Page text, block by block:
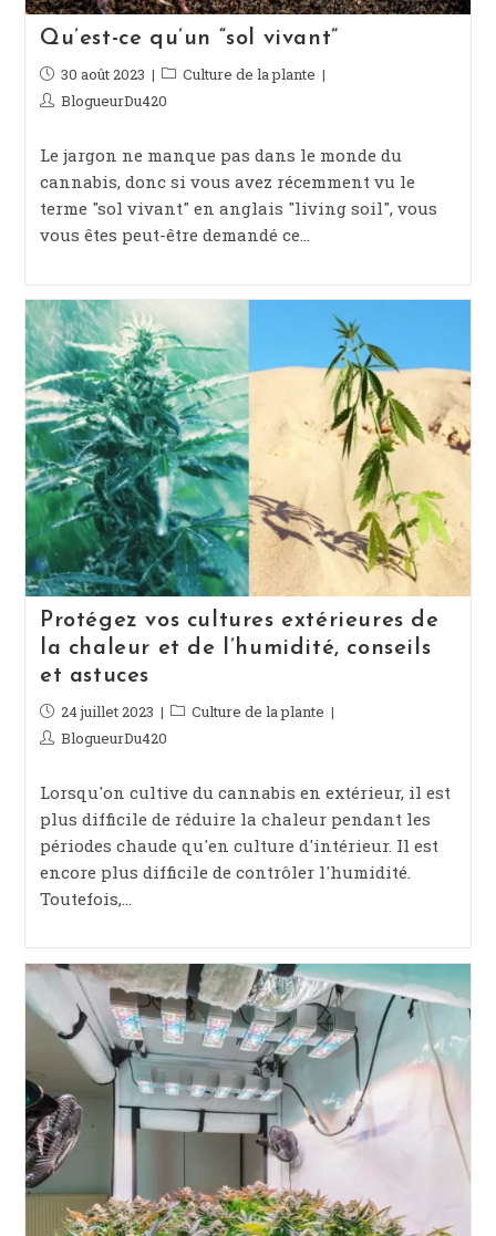
Qu’est-ce qu’un “sol vivant”
Publication
publiée :
30 août 2023
Post
category:
Culture de la plante
Auteur/autrice
la
publication :
BlogueurDu420
Le jargon ne manque pas dans le monde du
cannabis, donc si vous avez récemment vu le
terme "sol vivant" en anglais "living soil", vous
vous êtes peut-être demandé ce…
Protégez vos cultures extérieures de
la chaleur et de l’humidité, conseils
et astuces
Publication
publiée :
24 juillet 2023
PostCulture de la plante
Auteur/autrice
la
publication :
BlogueurDu420
Lorsqu'on cultive du cannabis en extérieur, il est
plus difficile de réduire la chaleur pendant les
périodes chaude qu'en culture d'intérieur. Il est
encore plus difficile de contrôler l'humidité.
Toutefois,…